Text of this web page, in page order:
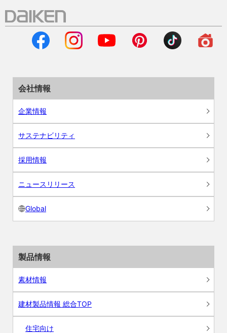
会社情報
企業情報
サステナビリティ
採用情報
ニュースリリース
Global
製品情報
素材情報
建材製品情報 総合TOP
住宅向け